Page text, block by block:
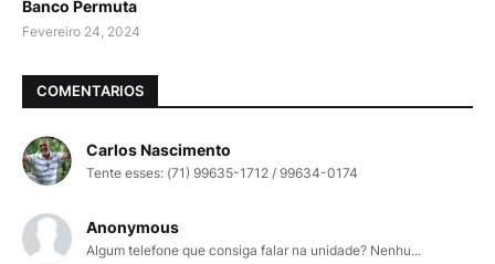
Banco Permuta
Fevereiro 24, 2024
COMENTARIOS
Carlos Nascimento
Tente esses: (71) 99635-1712 / 99634-0174
Anonymous
Algum telefone que consiga falar na unidade? Nenhu...